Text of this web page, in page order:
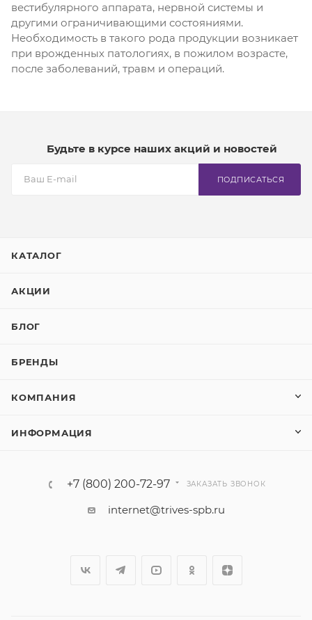
вестибулярного аппарата, нервной системы и
другими ограничивающими состояниями.
Необходимость в такого рода продукции возникает
при врожденных патологиях, в пожилом возрасте,
после заболеваний, травм и операций.
Будьте в курсе наших акций и новостей
ПОДПИСАТЬСЯ
КАТАЛОГ
АКЦИИ
БЛОГ
БРЕНДЫ
КОМПАНИЯ
ИНФОРМАЦИЯ
+7 (800) 200-72-97 ЗАКАЗАТЬ ЗВОНОК
internet@trives-spb.ru